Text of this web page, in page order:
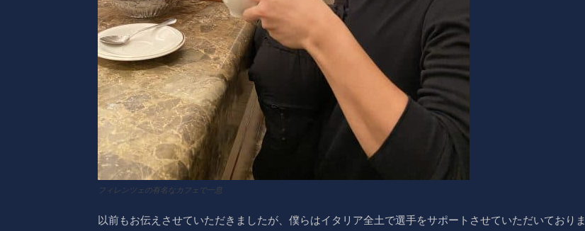
フィレンツェの有名なカフェで一息
以前もお伝えさせていただきましたが、僕らはイタリア全土で選手をサポートさせていただいておりま